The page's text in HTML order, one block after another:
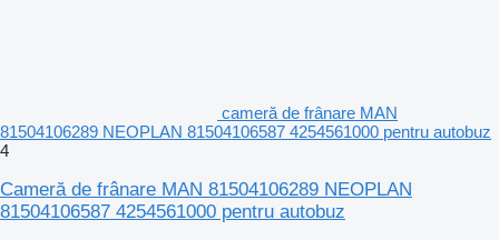
cameră de frânare MAN
81504106289 NEOPLAN 81504106587 4254561000 pentru autobuz
4
Cameră de frânare MAN 81504106289 NEOPLAN
81504106587 4254561000 pentru autobuz